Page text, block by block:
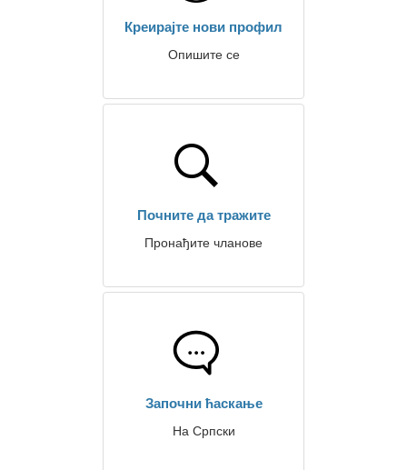
Креирајте нови профил
Опишите се
Почните да тражите
Пронађите чланове
Започни ћаскање
На Српски